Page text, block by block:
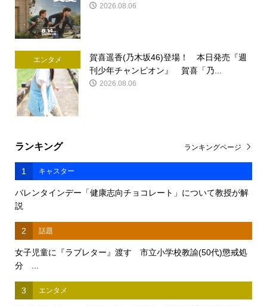
2026.08.06
エンタメ
賀喜遥香(乃木坂46)登場！ 本日発売『週
刊少年チャンピオン』 賀喜「乃...
2026.08.06
ランキング
1 キャスター
バレンタインデー「健康志向チョコレート」について教授が解
説
2 話題
女子児童に『ラブレター』渡す 市立小学校教諭(50代)懲戒処
分 ...
3 エンタメ
ランキングページ